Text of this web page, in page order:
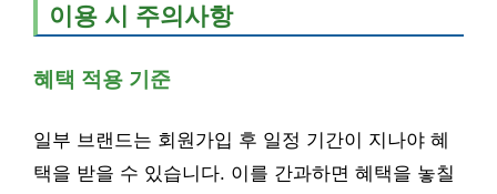
이용 시 주의사항
혜택 적용 기준
일부 브랜드는 회원가입 후 일정 기간이 지나야 혜
택을 받을 수 있습니다. 이를 간과하면 혜택을 놓칠